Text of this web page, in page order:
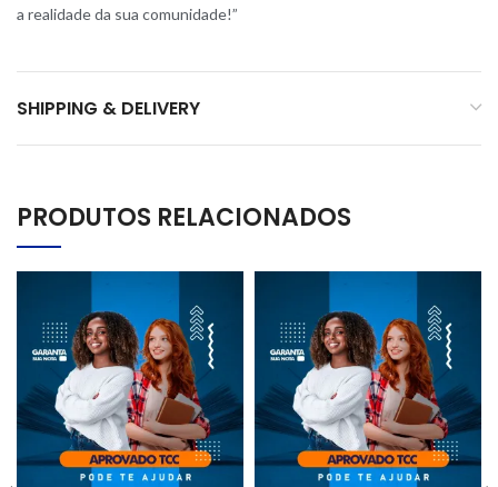
a realidade da sua comunidade!”
SHIPPING & DELIVERY
PRODUTOS RELACIONADOS